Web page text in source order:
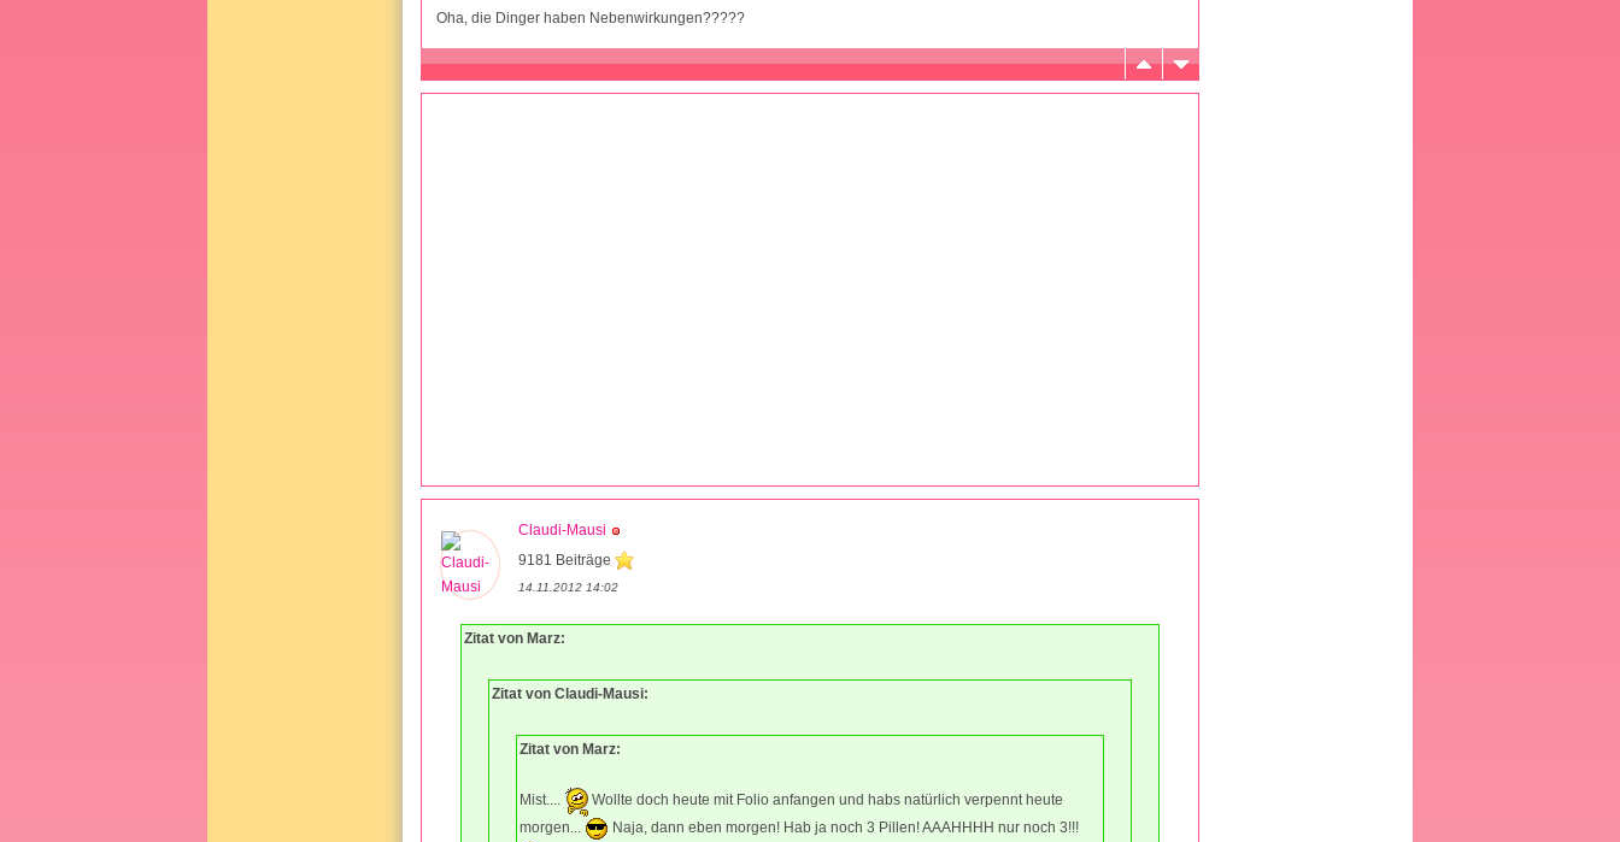
Oha, die Dinger haben Nebenwirkungen?????
Claudi-Mausi
9181 Beiträge
14.11.2012 14:02
Zitat von Marz:
Zitat von Claudi-Mausi:
Zitat von Marz:
Mist....
Wollte doch heute mit Folio anfangen und habs natürlich verpennt heute
morgen...
Naja, dann eben morgen! Hab ja noch 3 Pillen! AAAHHHH nur noch 3!!!